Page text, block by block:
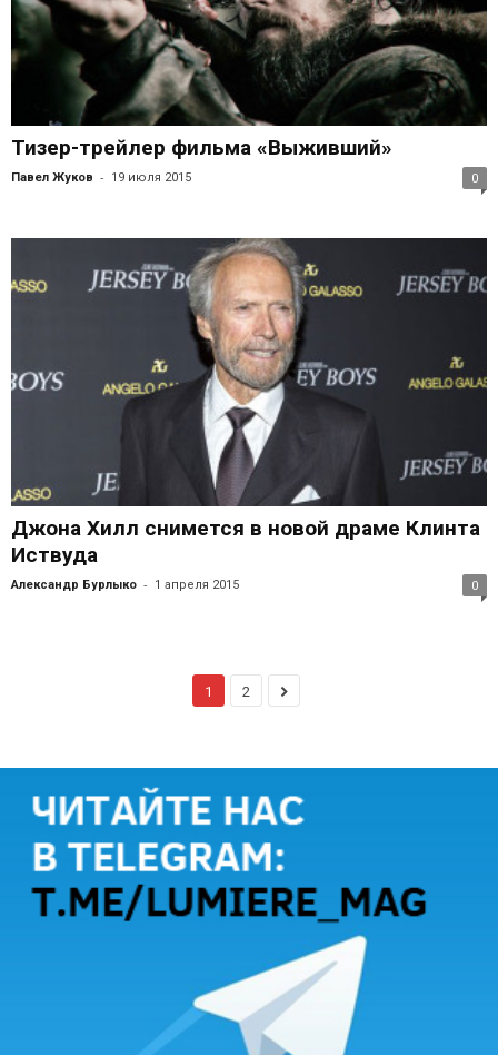
Тизер-трейлер фильма «Выживший»
Павел Жуков - 19 июля 2015 0
Джона Хилл снимется в новой драме Клинта
Иствуда
Александр Бурлыко - 1 апреля 2015 0
1 2